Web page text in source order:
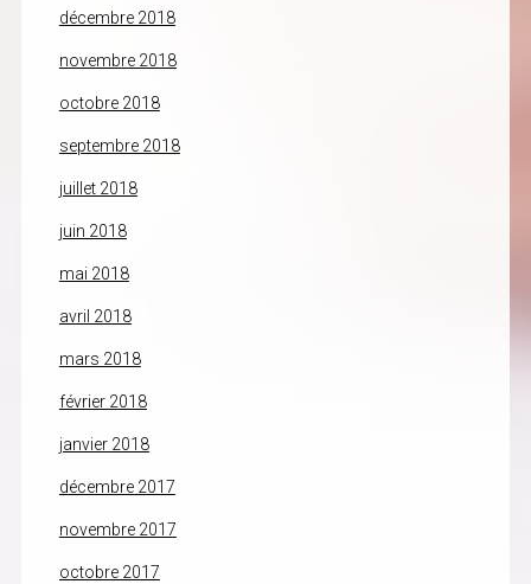
décembre 2018
novembre 2018
octobre 2018
septembre 2018
juillet 2018
juin 2018
mai 2018
avril 2018
mars 2018
février 2018
janvier 2018
décembre 2017
novembre 2017
octobre 2017